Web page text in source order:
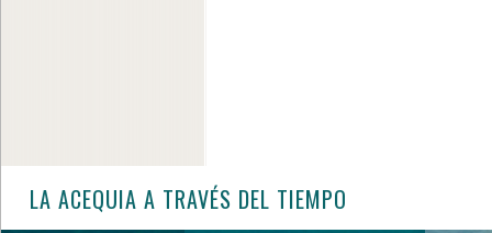
LA ACEQUIA A TRAVÉS DEL TIEMPO